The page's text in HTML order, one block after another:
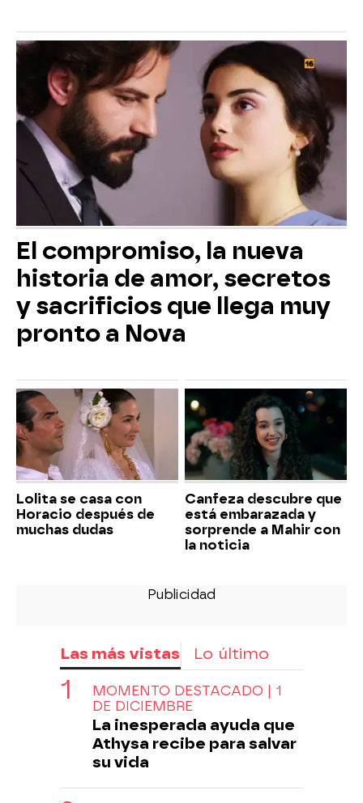
El compromiso, la nueva
historia de amor, secretos
y sacrificios que llega muy
pronto a Nova
Lolita se casa con
Horacio después de
muchas dudas
Canfeza descubre que
está embarazada y
sorprende a Mahir con
la noticia
Las más vistas Lo último
MOMENTO DESTACADO | 1
DE DICIEMBRE
La inesperada ayuda que
Athysa recibe para salvar
su vida